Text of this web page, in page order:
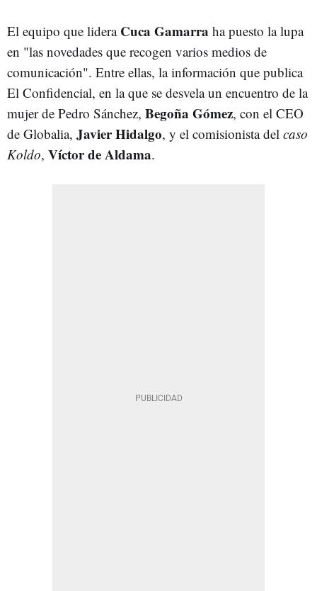
El equipo que lidera Cuca Gamarra ha puesto la lupa
en "las novedades que recogen varios medios de
comunicación". Entre ellas, la información que publica
El Confidencial, en la que se desvela un encuentro de la
mujer de Pedro Sánchez, Begoña Gómez, con el CEO
de Globalia, Javier Hidalgo, y el comisionista del caso
Koldo, Víctor de Aldama.